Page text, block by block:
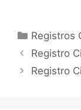
Registros
Registro
Registro